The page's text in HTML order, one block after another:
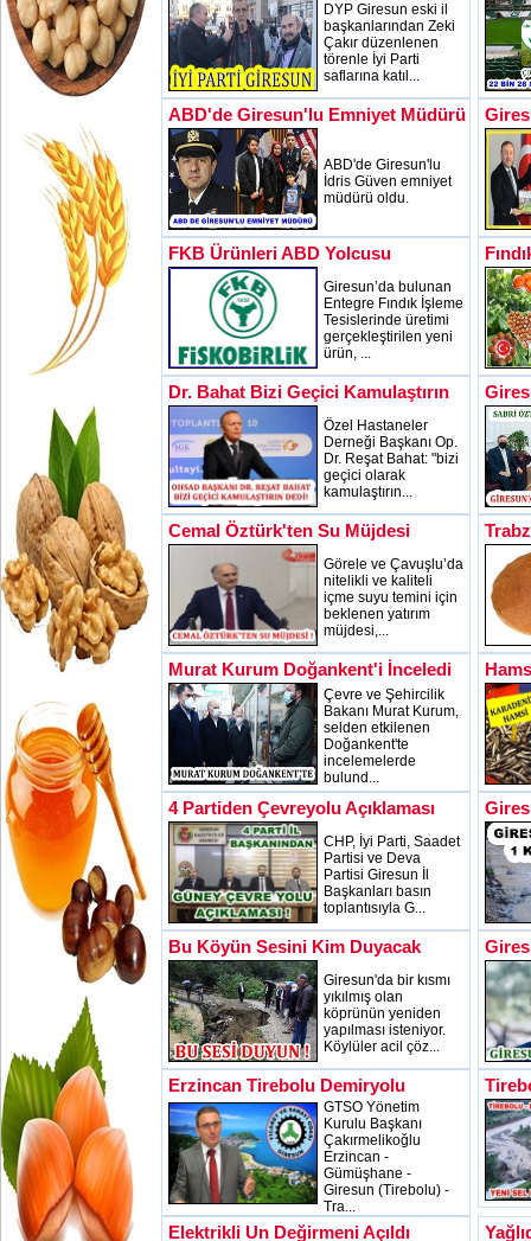
DYP Giresun eski il
başkanlarından Zeki
Çakır düzenlenen
törenle İyi Parti
saflarına katıl...
ABD'de Giresun'lu Emniyet Müdürü
ABD'de Giresun'lu
İdris Güven emniyet
müdürü oldu.
FKB Ürünleri ABD Yolcusu
Giresun’da bulunan
Entegre Fındık İşleme
Tesislerinde üretimi
gerçekleştirilen yeni
ürün, ...
Dr. Bahat Bizi Geçici Kamulaştırın
Özel Hastaneler
Derneği Başkanı Op.
Dr. Reşat Bahat: "bizi
geçici olarak
kamulaştırın...
Cemal Öztürk'ten Su Müjdesi
Görele ve Çavuşlu’da
nitelikli ve kaliteli
içme suyu temini için
beklenen yatırım
müjdesi,...
Murat Kurum Doğankent'i İnceledi
Çevre ve Şehircilik
Bakanı Murat Kurum,
selden etkilenen
Doğankent'te
incelemelerde
bulund...
4 Partiden Çevreyolu Açıklaması
CHP, İyi Parti, Saadet
Partisi ve Deva
Partisi Giresun İl
Başkanları basın
toplantısıyla G...
Bu Köyün Sesini Kim Duyacak
Giresun'da bir kısmı
yıkılmış olan
köprünün yeniden
yapılması isteniyor.
Köylüler acil çöz...
Erzincan Tirebolu Demiryolu
GTSO Yönetim
Kurulu Başkanı
Çakırmelikoğlu
Erzincan -
Gümüşhane -
Giresun (Tirebolu) -
Tra...
Elektrikli Un Değirmeni Açıldı